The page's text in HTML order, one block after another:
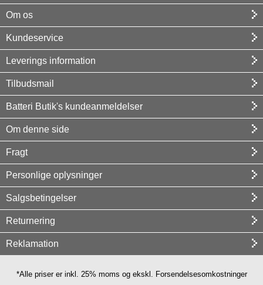
Om os
Kundeservice
Leverings information
Tilbudsmail
Batteri Butik's kundeanmeldelser
Om denne side
Fragt
Personlige oplysninger
Salgsbetingelser
Returnering
Reklamation
*Alle priser er inkl. 25% moms og ekskl. Forsendelsesomkostninger